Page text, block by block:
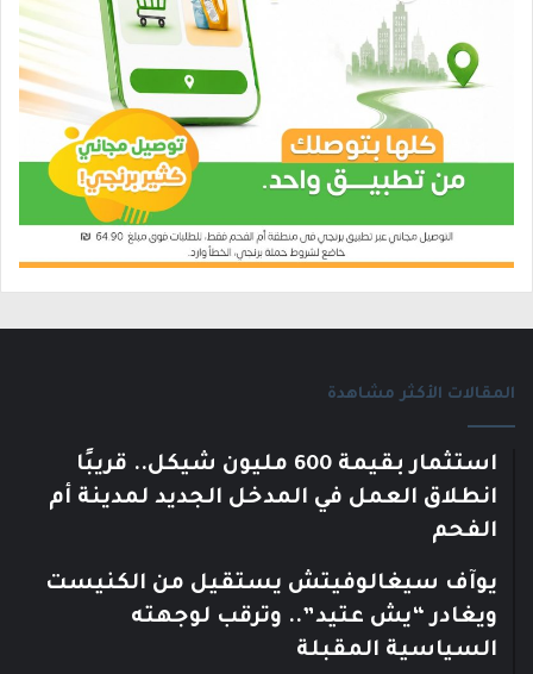
المقالات الأكثر مشاهدة
استثمار بقيمة 600 مليون شيكل.. قريبًا
انطلاق العمل في المدخل الجديد لمدينة أم
الفحم
يوآف سيغالوفيتش يستقيل من الكنيست
ويغادر “يش عتيد”.. وترقب لوجهته
السياسية المقبلة